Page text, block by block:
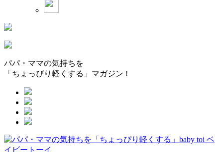
パパ・ママの気持ちを
「ちょっぴり軽くする」マガジン !